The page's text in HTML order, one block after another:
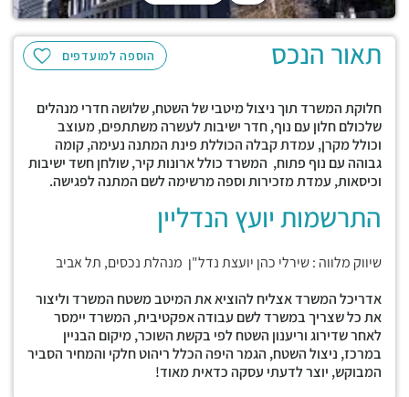
הוספה למועדפים תאור הנכס
חלוקת המשרד תוך ניצול מיטבי של השטח, שלושה חדרי מנהלים
שלכולם חלון עם נוף, חדר ישיבות לעשרה משתתפים, מעוצב
וכולל מקרן, עמדת קבלה הכוללת פינת המתנה נעימה, קומה
גבוהה עם נוף פתוח, המשרד כולל ארונות קיר, שולחן חשד ישיבות
וכיסאות, עמדת מזכירות וספה מרשימה לשם המתנה לפגישה.
התרשמות יועץ הנדליין
שיווק מלווה : שירלי כהן יועצת נדל"ן מנהלת נכסים, תל אביב
אדריכל המשרד אצליח להוציא את המיטב משטח המשרד וליצור
את כל שצריך במשרד לשם עבודה אפקטיבית, המשרד יימסר
לאחר שדירוג וריענון השטח לפי בקשת השוכר, מיקום הבניין
במרכז, ניצול השטח, הגמר היפה הכלל ריהוט חלקי והמחיר הסביר
המבוקש, יוצר לדעתי עסקה כדאית מאוד!